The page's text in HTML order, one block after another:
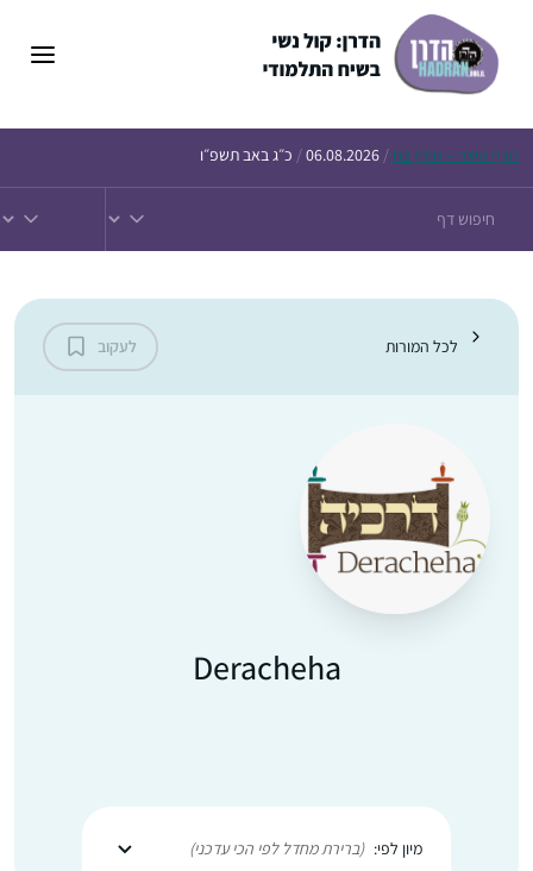
הדף היומי – חולין צח /
06.08.2026
/ כ״ג באב תשפ״ו
לכל המורות לעקוב
Deracheha
מיון לפי: (ברירת מחדל לפי הכי עדכני)